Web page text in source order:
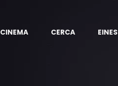
CINEMA CERCA EINES